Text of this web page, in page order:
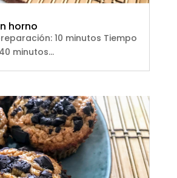
horno
10 minutos Tiempo
minutos...